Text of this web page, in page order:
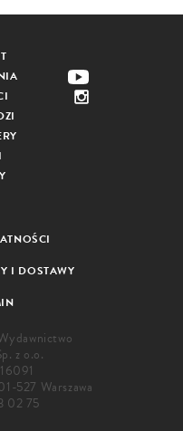
I DOSTAWY
z o.o.
527 Warszawa
02 75